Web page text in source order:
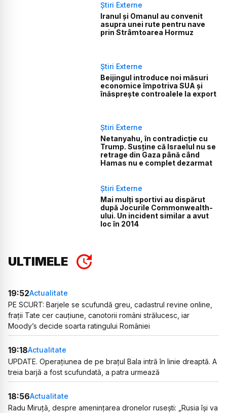
Știri Externe
Iranul și Omanul au convenit
asupra unei rute pentru nave
prin Strâmtoarea Hormuz
Știri Externe
Beijingul introduce noi măsuri
economice împotriva SUA și
înăsprește controalele la export
Știri Externe
Netanyahu, în contradicție cu
Trump. Susține că Israelul nu se
retrage din Gaza până când
Hamas nu e complet dezarmat
Știri Externe
Mai mulți sportivi au dispărut
după Jocurile Commonwealth-
ului. Un incident similar a avut
loc în 2014
ULTIMELE
19:52Actualitate
PE SCURT: Barjele se scufundă greu, cadastrul revine online,
frații Tate cer cauțiune, canotorii români strălucesc, iar
Moody’s decide soarta ratingului României
19:18Actualitate
UPDATE. Operațiunea de pe brațul Bala intră în linie dreaptă. A
treia barjă a fost scufundată, a patra urmează
18:56Actualitate
Radu Miruță, despre amenințarea dronelor rusești: „Rusia își va